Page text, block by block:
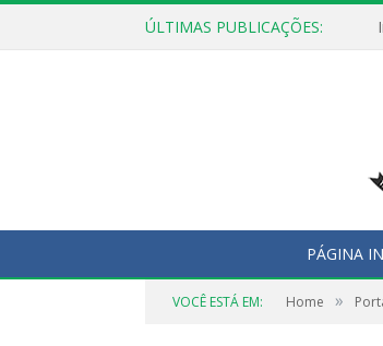
ÚLTIMAS PUBLICAÇÕES:
PÁGINA
VOCÊ ESTÁ EM: Home »